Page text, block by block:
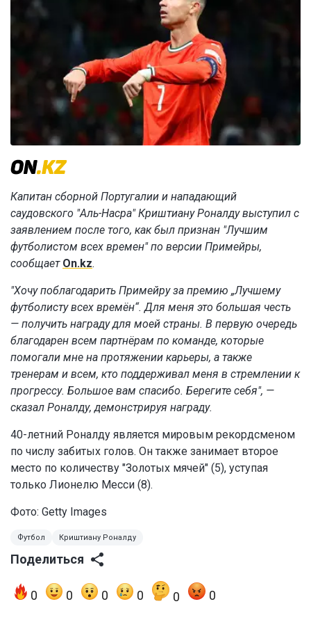
Капитан сборной Португалии и нападающий
саудовского "Аль-Насра" Криштиану Роналду выступил с
заявлением после того, как был признан "Лучшим
футболистом всех времен" по версии Примейры,
сообщает On.kz.
"Хочу поблагодарить Примейру за премию „Лучшему
футболисту всех времён“. Для меня это большая честь
— получить награду для моей страны. В первую очередь
благодарен всем партнёрам по команде, которые
помогали мне на протяжении карьеры, а также
тренерам и всем, кто поддерживал меня в стремлении к
прогрессу. Большое вам спасибо. Берегите себя", —
сказал Роналду, демонстрируя награду.
40-летний Роналду является мировым рекордсменом
по числу забитых голов. Он также занимает второе
место по количеству "Золотых мячей" (5), уступая
только Лионелю Месси (8).
Фото: Getty Images
Футбол Криштиану Роналду
Поделиться
0 0 0 0 0 0